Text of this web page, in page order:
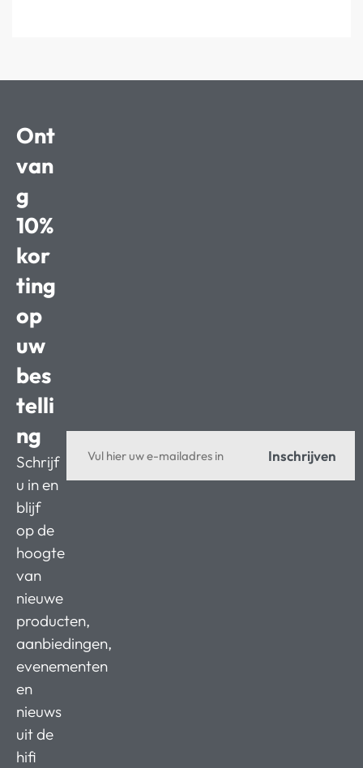
Ont
van
g
10%
kor
ting
op
uw
bes
telli
ng
Schrijf
u in en
blijf
op de
hoogte
van
nieuwe
producten,
aanbiedingen,
evenementen
en
nieuws
uit de
hifi
Inschrijven